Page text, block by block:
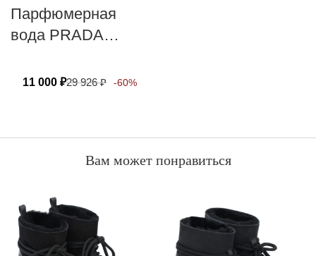
Парфюмерная
вода PRADA
VIRTUAL FLOWER
11 000 ₽29 926₽ -60%
Вам может понравиться